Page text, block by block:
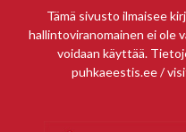
Tämä sivusto ilmaisee
hallintoviranomainen ei ole
voidaan käyttää.
puhkaeestis.ee /